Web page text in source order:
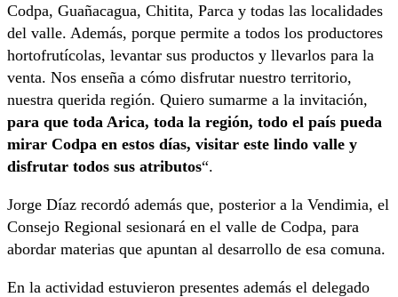
Codpa, Guañacagua, Chitita, Parca y todas las localidades
del valle. Además, porque permite a todos los productores
hortofrutícolas, levantar sus productos y llevarlos para la
venta. Nos enseña a cómo disfrutar nuestro territorio,
nuestra querida región. Quiero sumarme a la invitación,
para que toda Arica, toda la región, todo el país pueda
mirar Codpa en estos días, visitar este lindo valle y
disfrutar todos sus atributos“.
Jorge Díaz recordó además que, posterior a la Vendimia, el
Consejo Regional sesionará en el valle de Codpa, para
abordar materias que apuntan al desarrollo de esa comuna.
En la actividad estuvieron presentes además el delegado